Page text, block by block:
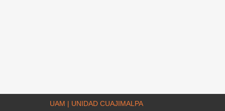
UAM | UNIDAD CUAJIMALPA